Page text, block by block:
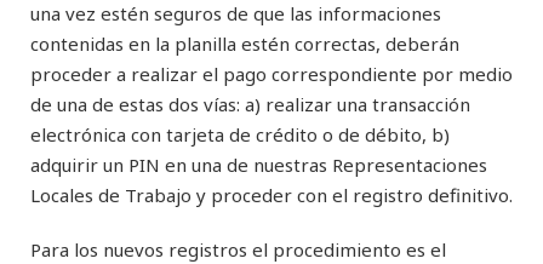
una vez estén seguros de que las informaciones
contenidas en la planilla estén correctas, deberán
proceder a realizar el pago correspondiente por medio
de una de estas dos vías: a) realizar una transacción
electrónica con tarjeta de crédito o de débito, b)
adquirir un PIN en una de nuestras Representaciones
Locales de Trabajo y proceder con el registro definitivo.
Para los nuevos registros el procedimiento es el